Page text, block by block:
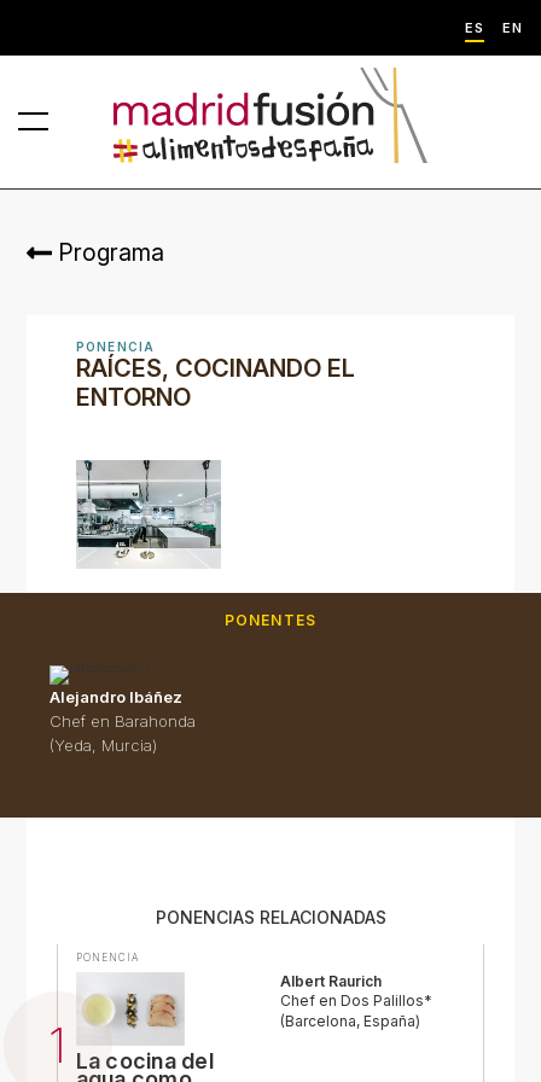
ES EN
Programa
PONENCIA
RAÍCES, COCINANDO EL
ENTORNO
PONENTES
Alejandro Ibáñez
Chef en Barahonda
(Yeda, Murcia)
PONENCIAS RELACIONADAS
PONENCIA
La cocina del
Albert Raurich
Chef en Dos Palillos*
(Barcelona, España)